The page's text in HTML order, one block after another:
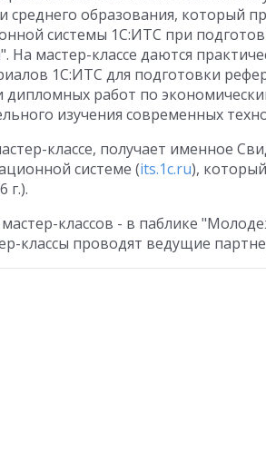
среднего образования, который
системы 1С:ИТС при
На мастер-классе даются
1С:ИТС для подготовки
работ по
изучения современных
классе, получает именное
системе (its.1c.ru),
г.).
классов - в паблике
классы проводят ведущие